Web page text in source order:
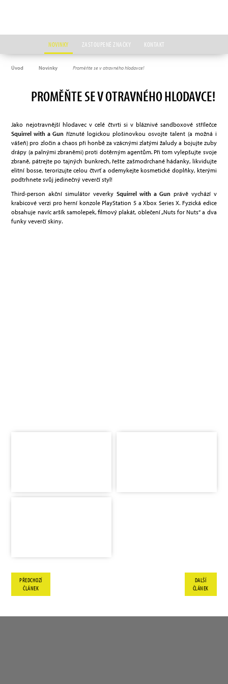
NOVINKY ZASTOUPENÉ ZNAČKY KONTAKT
Úvod Novinky Proměňte se v otravného hlodavce!
PROMĚŇTE SE V OTRAVNÉHO HLODAVCE!
Jako nejotravnější hlodavec v celé čtvrti si v bláznivé sandboxové střílečce
Squirrel with a Gun říznuté logickou plošinovkou osvojte talent (a možná i
vášeň) pro zločin a chaos při honbě za vzácnými zlatými žaludy a bojujte zuby
drápy (a palnými zbraněmi) proti dotěrným agentům. Při tom vylepšujte svoje
zbraně, pátrejte po tajných bunkrech, řešte zašmodrchané hádanky, likvidujte
elitní bosse, terorizujte celou čtvrť a odemykejte kosmetické doplňky, kterými
podtrhnete svůj jedinečný veverčí styl!
Third-person akční simulátor veverkySquirrel with a Gun právě vychází v
krabicové verzi pro herní konzole PlayStation 5 a Xbox Series X. Fyzická edice
obsahuje navíc aršík samolepek, filmový plakát, oblečení „Nuts for Nuts“ a dva
funky veverčí skiny.
DALŠÍ
ČLÁNEK
PŘEDCHOZÍ
ČLÁNEK